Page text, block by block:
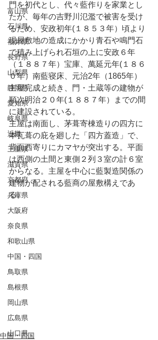
富山県
石川県
福井県
長野県
山梨県
静岡県
愛知県
岐阜県
近畿
三重県
滋賀県
京都府
兵庫県
大阪府
奈良県
和歌山県
中国・四国
鳥取県
島根県
岡山県
広島県
山口県
門を初代とし、代々藍作りを家業とし
たが、毎年の吉野川氾濫で被害を受け
るため、安政初年(１８５３年）頃より
現屋敷地の造成にかかり青石や鳴門石
で積み上げられ石垣の上に安政６年
（１８８７年）宝庫、萬延元年(１８６
０年）南藍寝床、元治2年（1865年）
主屋完成と続き、門・土蔵等の建物が
順次明治２０年(１８８７年）までの間
に建設されている。
主屋は南面し、茅葺寄棟造りの四方に
本瓦葺の庇を廻した「四方蓋造」で、
背面西寄りにカマヤが突出する。平面
は西側の土間と東側２列３室の計６室
からなる。主屋を中心に藍製造関係の
建物が配される藍商の屋敷構えであ
る。
中国・四国